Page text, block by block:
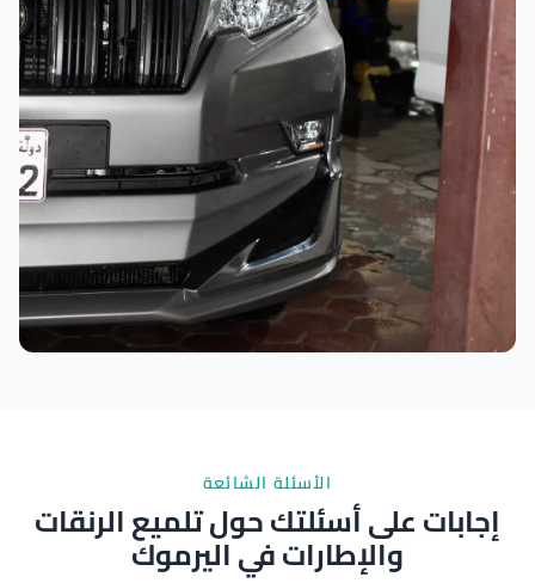
الأسئلة الشائعة
إجابات على أسئلتك حول تلميع الرنقات
والإطارات في اليرموك